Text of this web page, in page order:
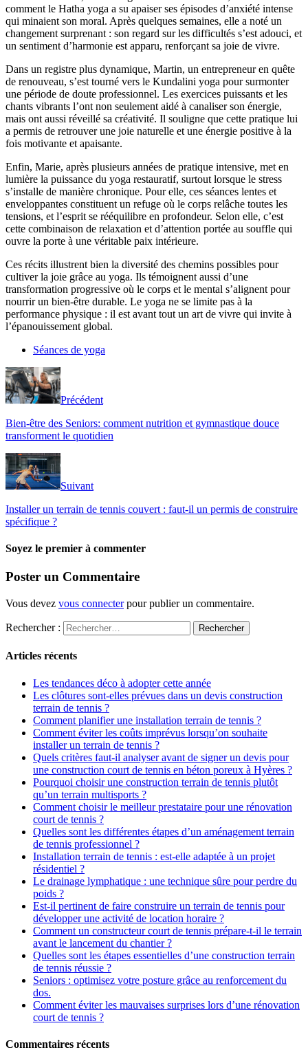
comment le Hatha yoga a su apaiser ses épisodes d’anxiété intense
qui minaient son moral. Après quelques semaines, elle a noté un
changement surprenant : son regard sur les difficultés s’est adouci, et
un sentiment d’harmonie est apparu, renforçant sa joie de vivre.
Dans un registre plus dynamique, Martin, un entrepreneur en quête
de renouveau, s’est tourné vers le Kundalini yoga pour surmonter
une période de doute professionnel. Les exercices puissants et les
chants vibrants l’ont non seulement aidé à canaliser son énergie,
mais ont aussi réveillé sa créativité. Il souligne que cette pratique lui
a permis de retrouver une joie naturelle et une énergie positive à la
fois motivante et apaisante.
Enfin, Marie, après plusieurs années de pratique intensive, met en
lumière la puissance du yoga restauratif, surtout lorsque le stress
s’installe de manière chronique. Pour elle, ces séances lentes et
enveloppantes constituent un refuge où le corps relâche toutes les
tensions, et l’esprit se rééquilibre en profondeur. Selon elle, c’est
cette combinaison de relaxation et d’attention portée au souffle qui
ouvre la porte à une véritable paix intérieure.
Ces récits illustrent bien la diversité des chemins possibles pour
cultiver la joie grâce au yoga. Ils témoignent aussi d’une
transformation progressive où le corps et le mental s’alignent pour
nourrir un bien-être durable. Le yoga ne se limite pas à la
performance physique : il est avant tout un art de vivre qui invite à
l’épanouissement global.
Séances de yoga
Précédent
Bien-être des Seniors: comment nutrition et gymnastique douce
transforment le quotidien
Suivant
Installer un terrain de tennis couvert : faut-il un permis de construire
spécifique ?
Soyez le premier à commenter
Poster un Commentaire
Vous devez vous connecterpour publier un commentaire.
Rechercher :
Articles récents
Les tendances déco à adopter cette année
Les clôtures sont-elles prévues dans un devis construction
terrain de tennis ?
Comment planifier une installation terrain de tennis ?
Comment éviter les coûts imprévus lorsqu’on souhaite
installer un terrain de tennis ?
Quels critères faut-il analyser avant de signer un devis pour
une construction court de tennis en béton poreux à Hyères ?
Pourquoi choisir une construction terrain de tennis plutôt
qu’un terrain multisports ?
Comment choisir le meilleur prestataire pour une rénovation
court de tennis ?
Quelles sont les différentes étapes d’un aménagement terrain
de tennis professionnel ?
Installation terrain de tennis : est-elle adaptée à un projet
résidentiel ?
Le drainage lymphatique : une technique sûre pour perdre du
poids ?
Est-il pertinent de faire construire un terrain de tennis pour
développer une activité de location horaire ?
Comment un constructeur court de tennis prépare-t-il le terrain
avant le lancement du chantier ?
Quelles sont les étapes essentielles d’une construction terrain
de tennis réussie ?
Seniors : optimisez votre posture grâce au renforcement du
dos.
Comment éviter les mauvaises surprises lors d’une rénovation
court de tennis ?
Commentaires récents